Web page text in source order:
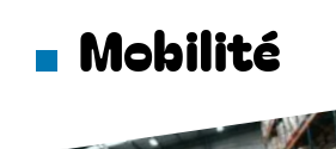
Mobilité